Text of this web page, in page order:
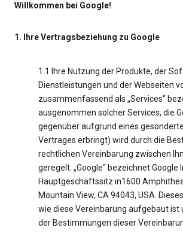
Willkommen bei Google!
1. Ihre Vertragsbeziehung zu Google
1.1 Ihre Nutzung der Produkte, der
Dienstleistungen und der Webseiten
zusammenfassend als „Services“
ausgenommen solcher Services, die
gegenüber aufgrund eines
Vertrages erbringt) wird durch die
rechtlichen Vereinbarung zwischen
geregelt. „Google“ bezeichnet Google
Hauptgeschäftssitz in1600
Mountain View, CA 94043, USA.
wie diese Vereinbarung aufgebaut ist
der Bestimmungen dieser